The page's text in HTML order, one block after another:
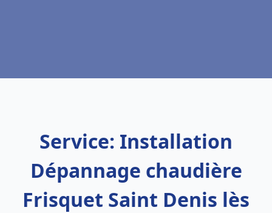
Service: Installation
Dépannage chaudière
Frisquet Saint Denis lès